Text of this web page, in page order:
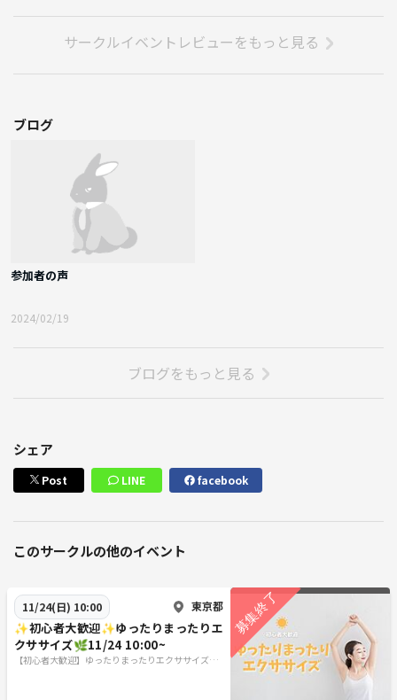
サークルイベントレビューをもっと見る
ブログ
参加者の声
2024/02/19
ブログをもっと見る
シェア
Post LINE facebook
このサークルの他のイベント
11/24(日) 10:00 東京都
✨初心者大歓迎✨ゆったりまったりエ
クササイズ🌿11/24 10:00~
【初心者大歓迎】ゆったりまったりエクササイズ🌿